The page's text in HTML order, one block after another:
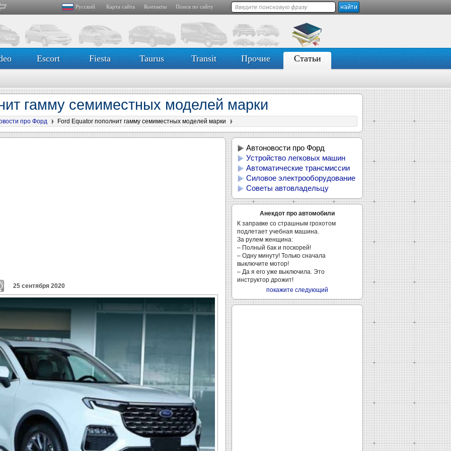
Русский Карта сайта Контакты Поиск по сайту
Escort Fiesta Taurus Transit Прочие Статьи
гамму семиместных моделей марки
про Форд Ford Equator пополнит гамму семиместных моделей марки
25 сентября 2020
Автоновости про Форд
Устройство легковых машин
Автоматические трансмиссии
Силовое электрооборудование
Советы автовладельцу
Анекдот про автомобили
К заправке со страшным грохотом
подлетает учебная машина.
За рулем женщина:
– Полный бак и поскорей!
– Одну минуту! Только сначала
выключите мотор!
– Да я его уже выключила. Это
инструктор дрожит!
покажите следующий